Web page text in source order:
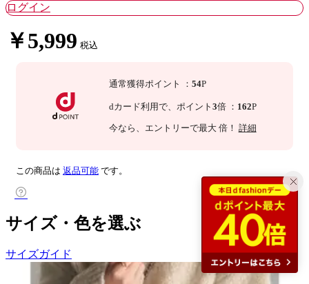
ログイン
￥5,999 税込
通常獲得ポイント ： 54P
dカード利用で、 ポイント 3倍 ： 162P
今なら 、エントリーで最大 倍！ 詳細
この商品は 返品可能 です。
サイズ・色を選ぶ
サイズガイド